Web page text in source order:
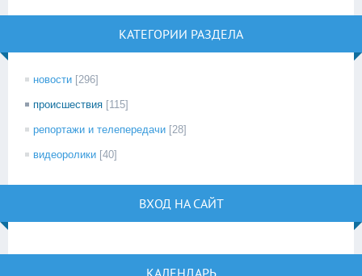
КАТЕГОРИИ РАЗДЕЛА
новости [296]
происшествия [115]
репортажи и телепередачи [28]
видеоролики [40]
ВХОД НА САЙТ
КАЛЕНДАРЬ